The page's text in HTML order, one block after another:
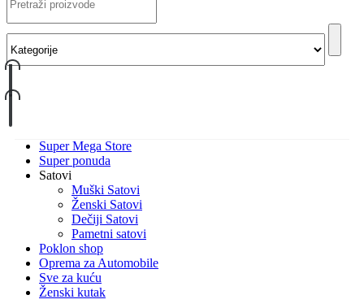
Super Mega Store
Super ponuda
Satovi
Muški Satovi
Ženski Satovi
Dečiji Satovi
Pametni satovi
Poklon shop
Oprema za Automobile
Sve za kuću
Ženski kutak